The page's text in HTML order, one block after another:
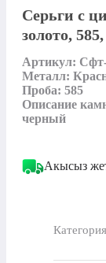
Серьги с
золото,
Артикул:
Металл:
Проба: 585
Описание
черный
Акысыз